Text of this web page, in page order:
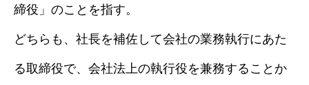
締役」のことを指す。
どちらも、社長を補佐して会社の業務執行にあた
る取締役で、会社法上の執行役を兼務することか